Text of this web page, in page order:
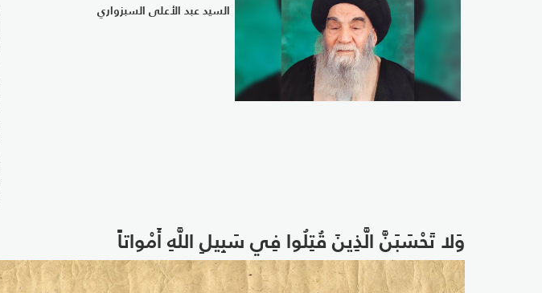
السيد عبد الأعلى السبزواري
وَلا تَحْسَبَنَّ الَّذِينَ قُتِلُوا فِي سَبِيلِ اللَّهِ أَمْواتاً